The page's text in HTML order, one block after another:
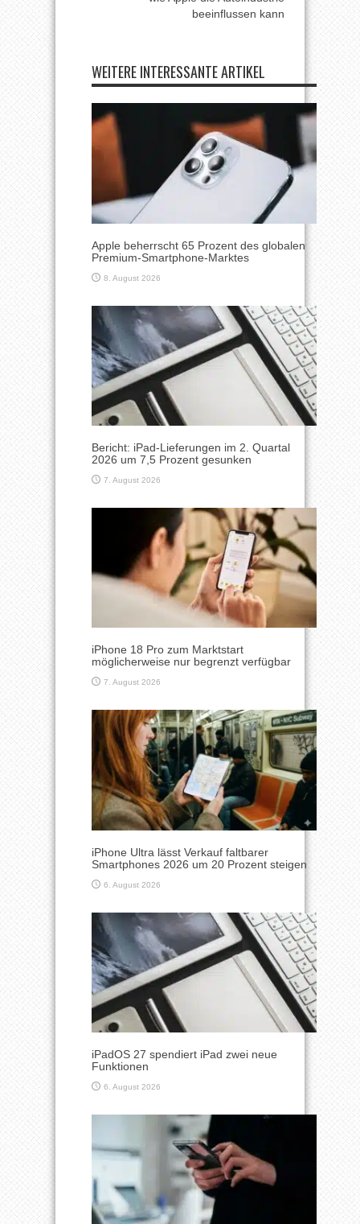
beeinflussen kann
WEITERE INTERESSANTE ARTIKEL
Apple beherrscht 65 Prozent des globalen
Premium-Smartphone-Marktes
8. August 2026
Bericht: iPad-Lieferungen im 2. Quartal
2026 um 7,5 Prozent gesunken
7. August 2026
iPhone 18 Pro zum Marktstart
möglicherweise nur begrenzt verfügbar
7. August 2026
iPhone Ultra lässt Verkauf faltbarer
Smartphones 2026 um 20 Prozent steigen
6. August 2026
iPadOS 27 spendiert iPad zwei neue
Funktionen
6. August 2026